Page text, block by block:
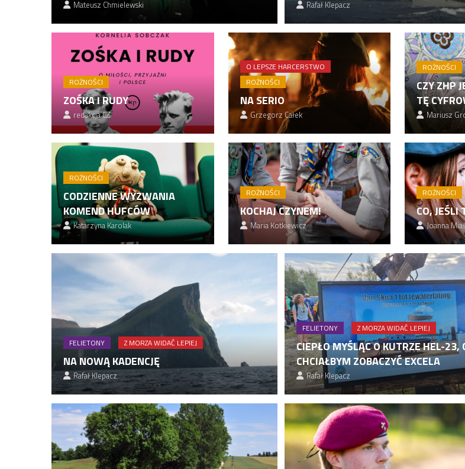
Mateusz Chmielewski Rafał Klepacz
ROŻNOŚCI
ZOŚKA I RUDY
redakcja CZ
O LEPSZE HARCERSTWO
ROŻNOŚCI
NA SERIO
Grzegorz Całek
ROŻNOŚCI
CZY ZHP
TĘ
Mariusz
ROŻNOŚCI
CODZIENNE WYZWANIA
KOMEND HUFCÓW
Katarzyna Karolak
ROŻNOŚCI
KOCHAJ CZYNEM!
Maria Kotkiewicz
ROŻNOŚCI
CO, JEŚLI
Joanna
FELIETONY Z MORZA WIDAĆ LEPIEJ
NA NOWĄ KADENCJĘ
Rafał Klepacz
FELIETONY Z MORZA WIDAĆ LEPIEJ
CIEPŁO MYŚLĄC O KUTRZE HEL-23,
CHCIAŁBYM ZOBACZYĆ EXCELA
Rafał Klepacz